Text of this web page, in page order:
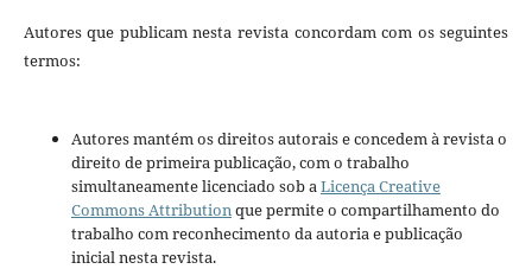
Autores que publicam nesta revista concordam com os seguintes
termos:
Autores mantém os direitos autorais e concedem à revista o
direito de primeira publicação, com o trabalho
simultaneamente licenciado sob aLicença Creative
Commons Attributionque permite o compartilhamento do
trabalho com reconhecimento da autoria e publicação
inicial nesta revista.